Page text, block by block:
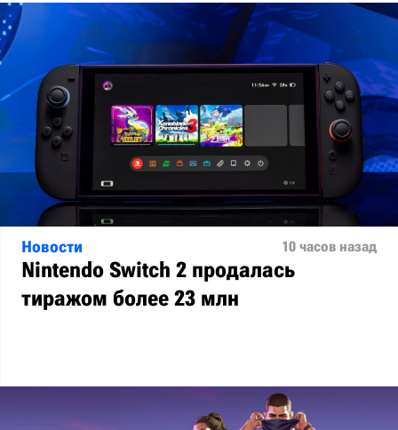
Новости 10 часов назад
Nintendo Switch 2 продалась
тиражом более 23 млн